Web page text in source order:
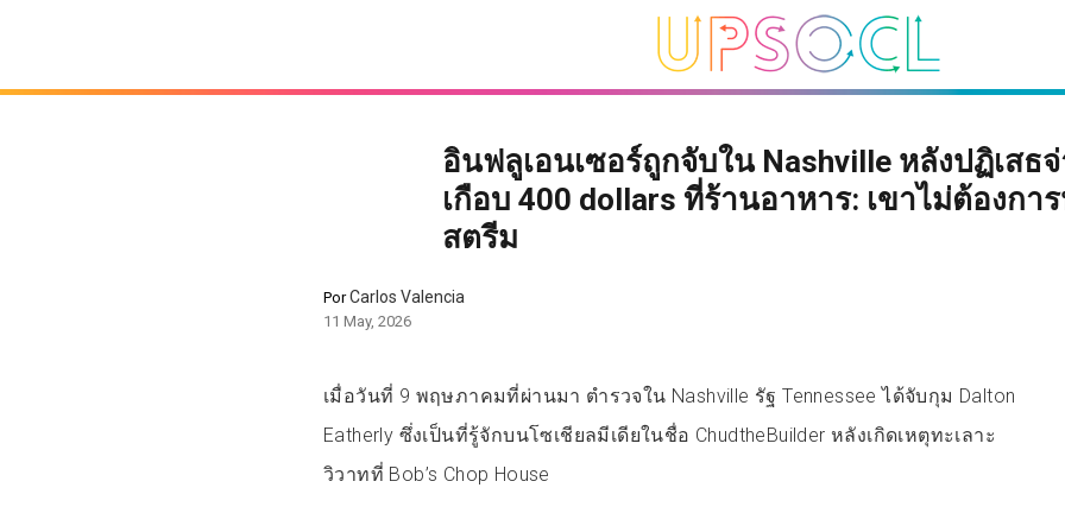
อินฟลูเอนเซอร์ถูกจับใน Nashville หลังปฏิเสธ
เกือบ 400 dollars ที่ร้านอาหาร: เขาไม่ต้องกา
สตรีม
PorCarlos Valencia
11 May, 2026
เมื่อวันที่ 9 พฤษภาคมที่ผ่านมา ตำรวจใน Nashville รัฐ Tennessee ได้จับกุม Dalton
Eatherly ซึ่งเป็นที่รู้จักบนโซเชียลมีเดียในชื่อ ChudtheBuilder หลังเกิดเหตุทะเลาะ
วิวาทที่ Bob’s Chop House